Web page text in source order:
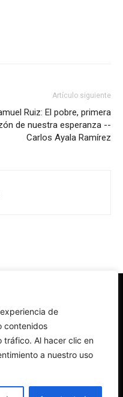
de
contenidos
tráfico. Al hacer clic en
a nuestro uso
Artículo siguiente
Ruiz: El pobre, primera
de nuestra esperanza --
Carlos Ayala Ramírez
y la sociedad